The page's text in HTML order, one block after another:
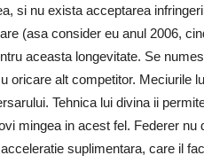
si nu exista acceptarea
(asa consider eu anul 2006,
aceasta longevitate. Se
alt competitor. Meciurile
Tehnica lui divina ii
mingea in acest fel. Federer
suplimentara, care il